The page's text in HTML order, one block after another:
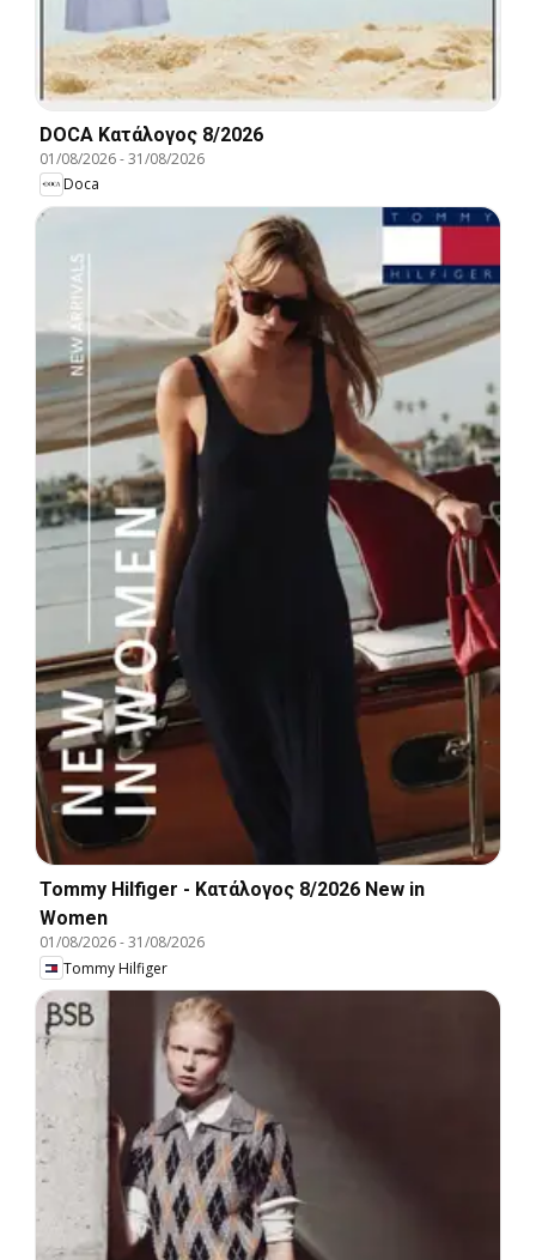
DOCA Kατάλογος 8/2026
01/08/2026-31/08/2026
Doca
Tommy Hilfiger - Kατάλογος 8/2026 New in
Women
01/08/2026-31/08/2026
Tommy Hilfiger